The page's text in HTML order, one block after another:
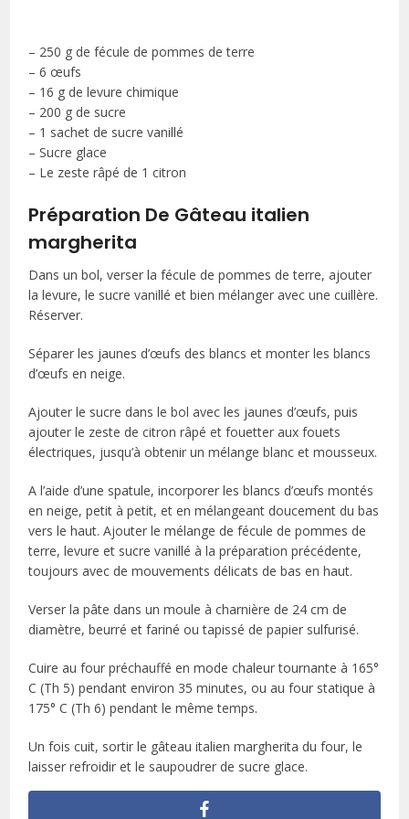
– 250 g de fécule de pommes de terre
– 6 œufs
– 16 g de levure chimique
– 200 g de sucre
– 1 sachet de sucre vanillé
– Sucre glace
– Le zeste râpé de 1 citron
Préparation De Gâteau italien
margherita
Dans un bol, verser la fécule de pommes de terre, ajouter
la levure, le sucre vanillé et bien mélanger avec une cuillère.
Réserver.
Séparer les jaunes d’œufs des blancs et monter les blancs
d’œufs en neige.
Ajouter le sucre dans le bol avec les jaunes d’œufs, puis
ajouter le zeste de citron râpé et fouetter aux fouets
électriques, jusqu’à obtenir un mélange blanc et mousseux.
A l’aide d’une spatule, incorporer les blancs d’œufs montés
en neige, petit à petit, et en mélangeant doucement du bas
vers le haut. Ajouter le mélange de fécule de pommes de
terre, levure et sucre vanillé à la préparation précédente,
toujours avec de mouvements délicats de bas en haut.
Verser la pâte dans un moule à charnière de 24 cm de
diamètre, beurré et fariné ou tapissé de papier sulfurisé.
Cuire au four préchauffé en mode chaleur tournante à 165°
C (Th 5) pendant environ 35 minutes, ou au four statique à
175° C (Th 6) pendant le même temps.
Un fois cuit, sortir le gâteau italien margherita du four, le
laisser refroidir et le saupoudrer de sucre glace.